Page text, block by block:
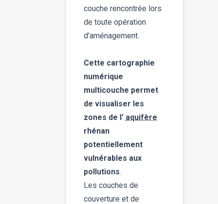
couche rencontrée lors
de toute opération
d’aménagement.
Cette cartographie
numérique
multicouche permet
de visualiser les
zones de l’ aquifère
rhénan
potentiellement
vulnérables aux
pollutions.
Les couches de
couverture et de